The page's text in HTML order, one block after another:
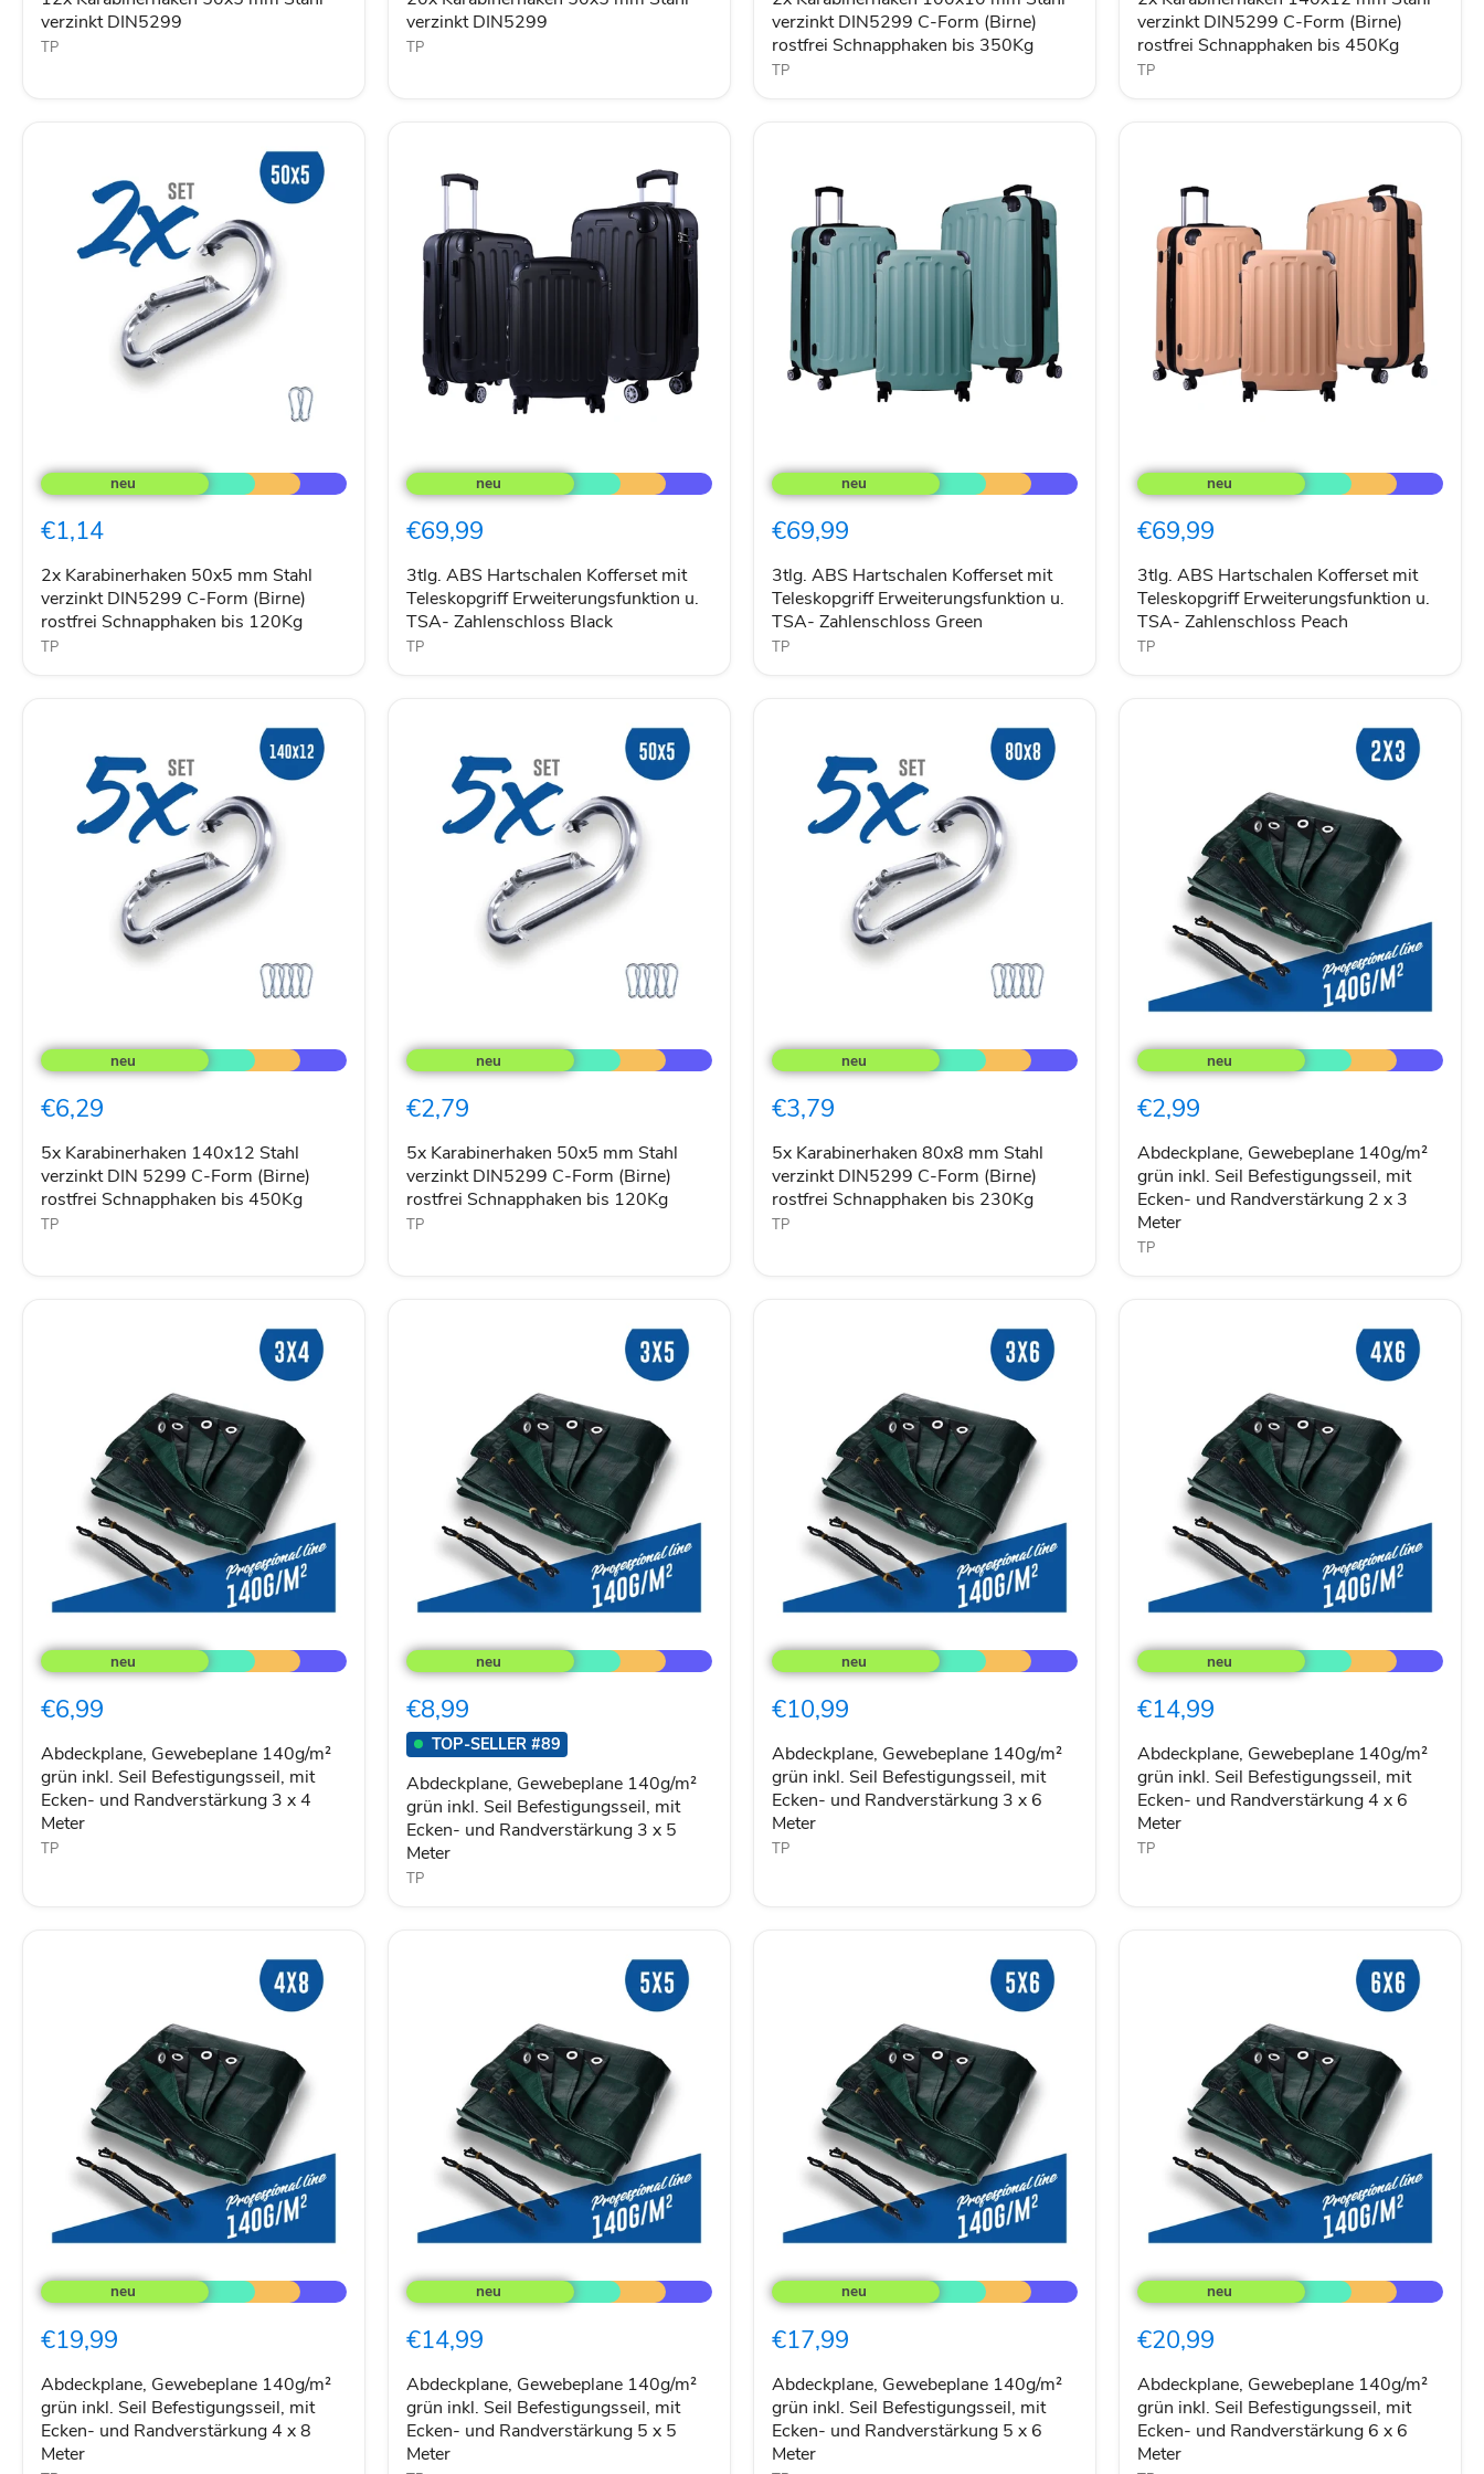
verzinkt DIN5299
TP
verzinkt DIN5299
TP
C-
Form
(Birne)
rostfrei
verzinkt DIN5299 C-Form (Birne)
rostfrei Schnapphaken bis 350Kg
TP
C-
Form
(Birne)
rostfrei
verzinkt DIN5299 C-Form (Birne)
rostfrei Schnapphaken bis 450Kg
TP
Karabinerhaken
50x5
Stahl
DIN5299
C-
Form
(Birne)
rostfrei
€1,14
2x Karabinerhaken 50x5 mm Stahl
verzinkt DIN5299 C-Form (Birne)
rostfrei Schnapphaken bis 120Kg
TP
ABS
Hartschalen
mit
Erweiterungsfunktion
u.
TSA-
Zahlenschloss
Black
€69,99
3tlg. ABS Hartschalen Kofferset mit
Teleskopgriff Erweiterungsfunktion u.
TSA- Zahlenschloss Black
TP
ABS
Hartschalen
mit
Erweiterungsfunktion
u.
TSA-
Zahlenschloss
Green
€69,99
3tlg. ABS Hartschalen Kofferset mit
Teleskopgriff Erweiterungsfunktion u.
TSA- Zahlenschloss Green
TP
ABS
Hartschalen
mit
Erweiterungsfunktion
u.
TSA-
Zahlenschloss
Peach
€69,99
3tlg. ABS Hartschalen Kofferset mit
Teleskopgriff Erweiterungsfunktion u.
TSA- Zahlenschloss Peach
TP
Karabinerhaken
140x12
verzinkt
5299
C-
Form
(Birne)
rostfrei
€6,29
5x Karabinerhaken 140x12 Stahl
verzinkt DIN 5299 C-Form (Birne)
rostfrei Schnapphaken bis 450Kg
TP
Karabinerhaken
50x5
Stahl
DIN5299
C-
Form
(Birne)
rostfrei
€2,79
5x Karabinerhaken 50x5 mm Stahl
verzinkt DIN5299 C-Form (Birne)
rostfrei Schnapphaken bis 120Kg
TP
Karabinerhaken
80x8
Stahl
DIN5299
C-
Form
(Birne)
rostfrei
€3,79
5x Karabinerhaken 80x8 mm Stahl
verzinkt DIN5299 C-Form (Birne)
rostfrei Schnapphaken bis 230Kg
TP
Gewebeplane
140g/m²
inkl.
Befestigungsseil,
mit
Ecken-
und
Randverstärkung
2
€2,99
Abdeckplane, Gewebeplane 140g/m²
grün inkl. Seil Befestigungsseil, mit
Ecken- und Randverstärkung 2 x 3
Meter
TP
Gewebeplane
140g/m²
inkl.
Befestigungsseil,
mit
Ecken-
und
Randverstärkung
3
€6,99
Abdeckplane, Gewebeplane 140g/m²
grün inkl. Seil Befestigungsseil, mit
Ecken- und Randverstärkung 3 x 4
Meter
TP
Gewebeplane
140g/m²
inkl.
Seil
Befestigungsseil,
mit
Ecken-
und
Randverstärkung
3
x
5
€8,99
TOP-SELLER #89
Abdeckplane, Gewebeplane 140g/m²
grün inkl. Seil Befestigungsseil, mit
Ecken- und Randverstärkung 3 x 5
Meter
TP
Gewebeplane
140g/m²
inkl.
Befestigungsseil,
mit
Ecken-
und
Randverstärkung
3
€10,99
Abdeckplane, Gewebeplane 140g/m²
grün inkl. Seil Befestigungsseil, mit
Ecken- und Randverstärkung 3 x 6
Meter
TP
Gewebeplane
140g/m²
inkl.
Befestigungsseil,
mit
Ecken-
und
Randverstärkung
4
€14,99
Abdeckplane, Gewebeplane 140g/m²
grün inkl. Seil Befestigungsseil, mit
Ecken- und Randverstärkung 4 x 6
Meter
TP
Gewebeplane
140g/m²
inkl.
Befestigungsseil,
mit
Ecken-
und
Randverstärkung
€19,99
Abdeckplane, Gewebeplane 140g/m²
grün inkl. Seil Befestigungsseil, mit
Ecken- und Randverstärkung 4 x 8
Meter
Gewebeplane
140g/m²
inkl.
Befestigungsseil,
mit
Ecken-
und
Randverstärkung
€14,99
Abdeckplane, Gewebeplane 140g/m²
grün inkl. Seil Befestigungsseil, mit
Ecken- und Randverstärkung 5 x 5
Meter
Gewebeplane
140g/m²
inkl.
Befestigungsseil,
mit
Ecken-
und
Randverstärkung
€17,99
Abdeckplane, Gewebeplane 140g/m²
grün inkl. Seil Befestigungsseil, mit
Ecken- und Randverstärkung 5 x 6
Meter
Gewebeplane
140g/m²
inkl.
Befestigungsseil,
mit
Ecken-
und
Randverstärkung
€20,99
Abdeckplane, Gewebeplane 140g/m²
grün inkl. Seil Befestigungsseil, mit
Ecken- und Randverstärkung 6 x 6
Meter